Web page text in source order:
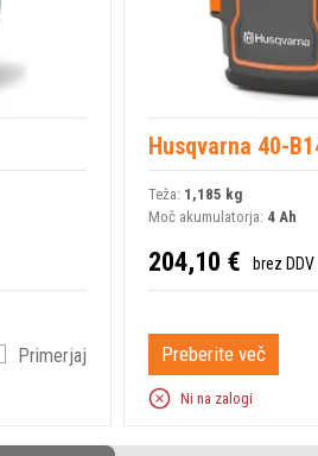
Primerjaj
Husqvarna 40-
Teža: 1,185 kg
Moč akumulatorja: 4 Ah
204,10 € brez DDV
Preberite več
Ni na zalogi